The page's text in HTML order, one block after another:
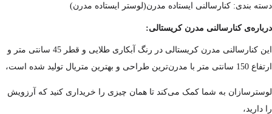
دسته بندی: کنارسالنی ایستاده مدرن(لوستر ایستاده مدرن)
درباره‌ی کنارسالنی مدرن کریستالی:
این کنارسالنی مدرن کریستالی در رنگ آبکاری طلایی و قطر 45 سانتی متر و
ارتفاع 150 سانتی متر با مدرن‌ترین طراحی و بهترین متریال تولید شده است،
لوسترسازان به شما کمک می‌کند تا همان چیزی را خریداری کنید که آرزویش
را دارید،